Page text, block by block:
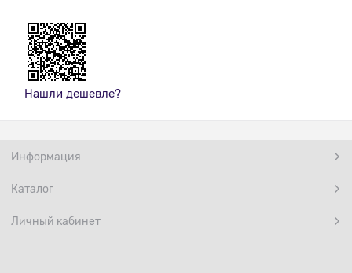
Нашли дешевле?
Информация
Каталог
Личный кабинет